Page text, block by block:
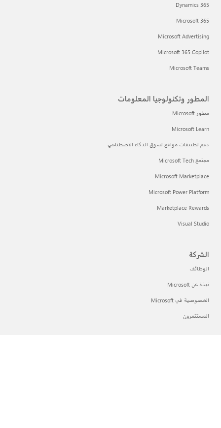
Dynamics 365
Microsoft 365
Microsoft Advertising
Microsoft 365 Copilot
Microsoft Teams
المطور وتكنولوجيا المعلومات
مطور Microsoft
Microsoft Learn
دعم تطبيقات مواقع تسوق الذكاء الاصطناعي
مجتمع Microsoft Tech
Microsoft Marketplace
Microsoft Power Platform
Marketplace Rewards
Visual Studio
الشركة
الوظائف
نبذة عن Microsoft
الخصوصية في Microsoft
المستثمرون